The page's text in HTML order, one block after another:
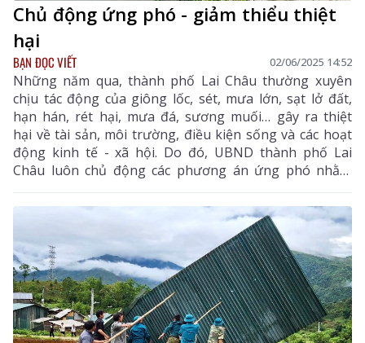
Chủ động ứng phó - giảm thiểu thiệt
hại
BẠN ĐỌC VIẾT 02/06/2025 14:52
Những năm qua, thành phố Lai Châu thường xuyên
chịu tác động của giông lốc, sét, mưa lớn, sạt lở đất,
hạn hán, rét hại, mưa đá, sương muối… gây ra thiệt
hại về tài sản, môi trường, điều kiện sống và các hoạt
động kinh tế - xã hội. Do đó, UBND thành phố Lai
Châu luôn chủ động các phương án ứng phó nhằm
giảm thiểu thiệt hại do thiên tai gây ra với phương
châm: “Phòng ngừa chủ động, ứng phó kịp thời, khắc